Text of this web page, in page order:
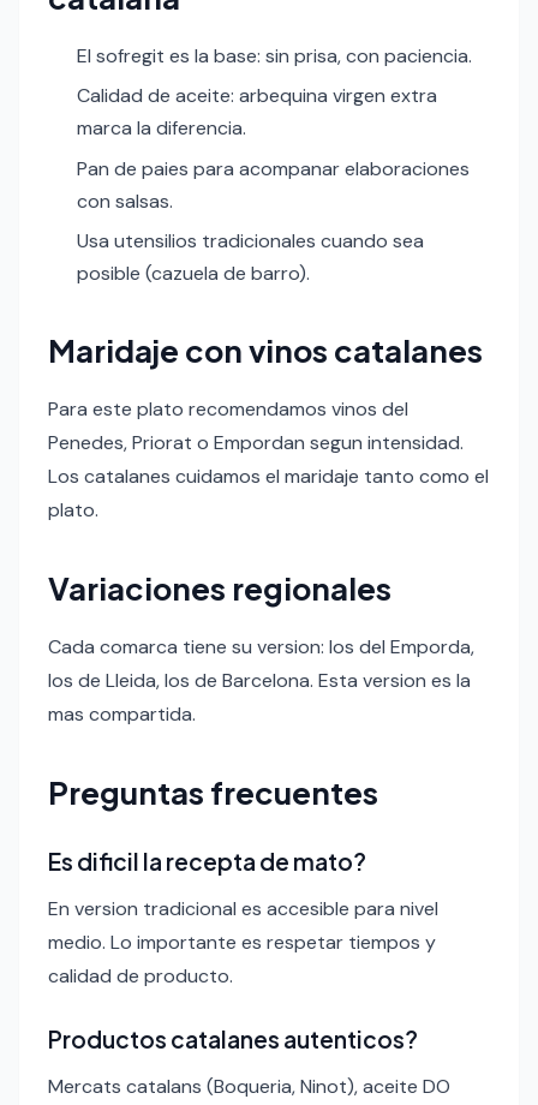
El sofregit es la base: sin prisa, con paciencia.
Calidad de aceite: arbequina virgen extra
marca la diferencia.
Pan de paies para acompanar elaboraciones
con salsas.
Usa utensilios tradicionales cuando sea
posible (cazuela de barro).
Maridaje con vinos catalanes
Para este plato recomendamos vinos del
Penedes, Priorat o Empordan segun intensidad.
Los catalanes cuidamos el maridaje tanto como el
plato.
Variaciones regionales
Cada comarca tiene su version: los del Emporda,
los de Lleida, los de Barcelona. Esta version es la
mas compartida.
Preguntas frecuentes
Es dificil la recepta de mato?
En version tradicional es accesible para nivel
medio. Lo importante es respetar tiempos y
calidad de producto.
Productos catalanes autenticos?
Mercats catalans (Boqueria, Ninot), aceite DO